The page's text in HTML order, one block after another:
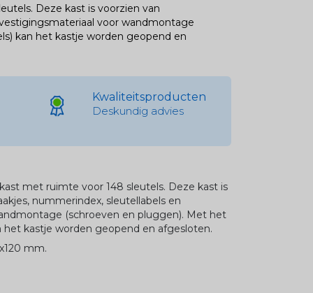
Deze kast is voorzien van
voor wandmontage
kan het kastje worden geopend en
Kwaliteitsproducten
Deskundig advies
met ruimte voor 148 sleutels. Deze kast is
nummerindex, sleutellabels en
(schroeven en pluggen). Met het
het kastje worden geopend en afgesloten.
mm.